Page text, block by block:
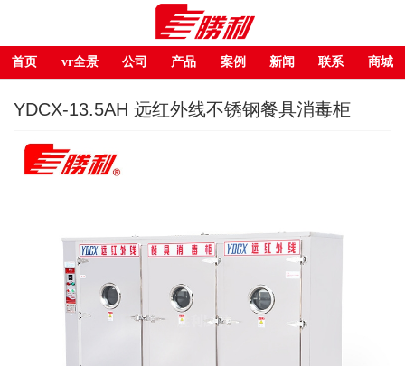
首页 vr全景 公司 产品 案例 新闻 联系 商城
YDCX-13.5AH 远红外线不锈钢餐具消毒柜